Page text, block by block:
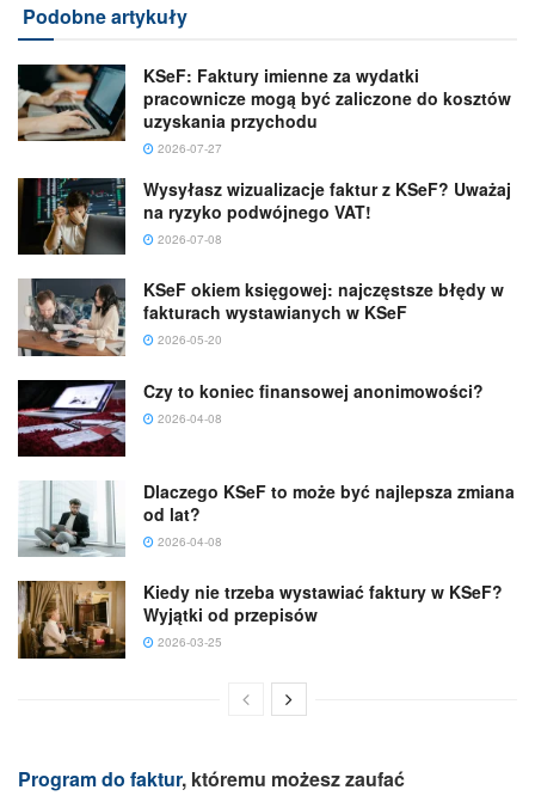
Podobne artykuły
KSeF: Faktury imienne za wydatki
pracownicze mogą być zaliczone do kosztów
uzyskania przychodu
2026-07-27
Wysyłasz wizualizacje faktur z KSeF? Uważaj
na ryzyko podwójnego VAT!
2026-07-08
KSeF okiem księgowej: najczęstsze błędy w
fakturach wystawianych w KSeF
2026-05-20
Czy to koniec finansowej anonimowości?
2026-04-08
Dlaczego KSeF to może być najlepsza zmiana
od lat?
2026-04-08
Kiedy nie trzeba wystawiać faktury w KSeF?
Wyjątki od przepisów
2026-03-25
Program do faktur, któremu możesz zaufać